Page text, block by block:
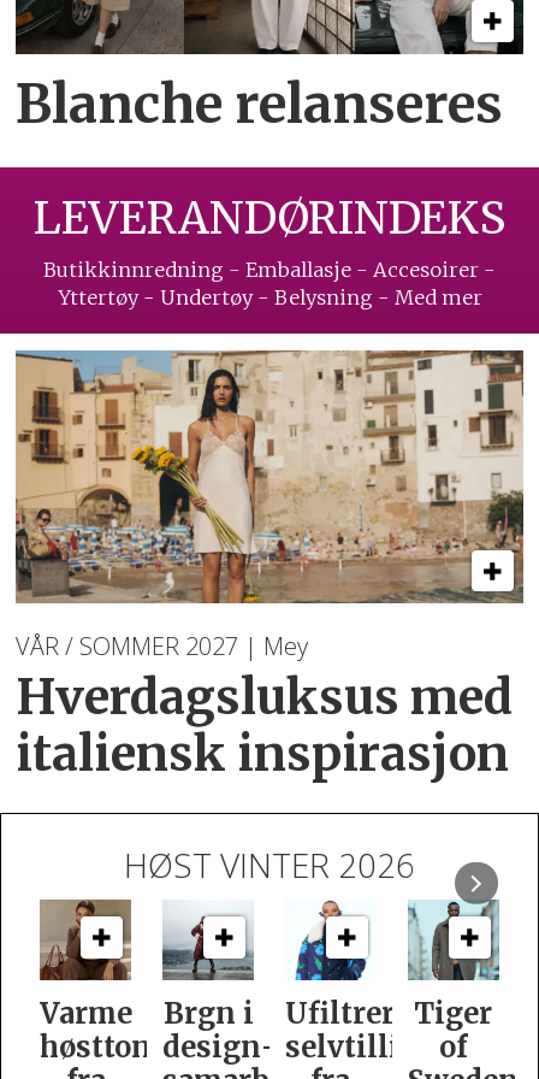
Blanche relanseres
LEVERANDØRINDEKS
Butikkinnredning - Emballasje - Accesoirer -
Yttertøy - Undertøy - Belysning - Med mer
VÅR / SOMMER 2027 | Mey
Hverdagsluksus med
italiensk inspirasjon
HØST VINTER 2026
Brgn i
design­
Ufiltrert
selvtillit
Tiger
of
Slik
er